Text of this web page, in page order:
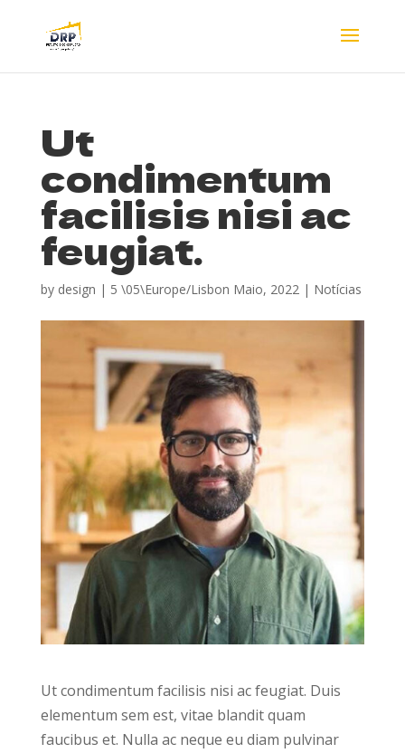
Ut
condimentum
facilisis nisi ac
feugiat.
by design | 5 \05\Europe/Lisbon Maio, 2022| Notícias
Ut condimentum facilisis nisi ac feugiat. Duis
elementum sem est, vitae blandit quam
faucibus et. Nulla ac neque eu diam pulvinar